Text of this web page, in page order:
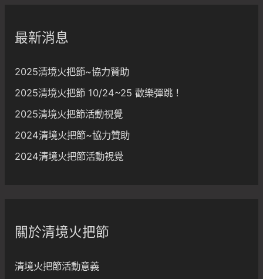
:最新消息
2025清境火把節~協力贊助
2025清境火把節 10/24~25 歡樂彈跳！
2025清境火把節活動視覺
2024清境火把節~協力贊助
2024清境火把節活動視覺
關於清境火把節
清境火把節活動意義